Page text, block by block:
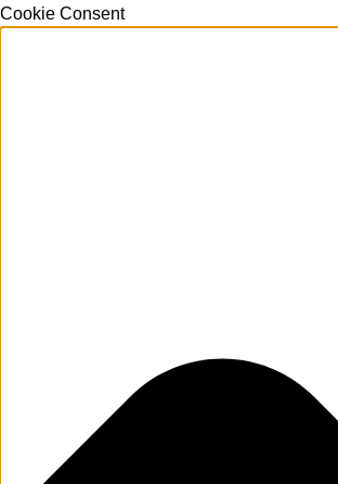
Cookie Consent